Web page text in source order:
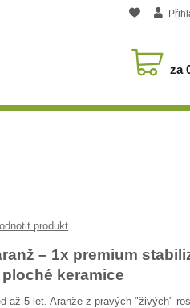
za
produkt
– 1x premium
keramice
až 5 let. Aranže z pravých "živých"